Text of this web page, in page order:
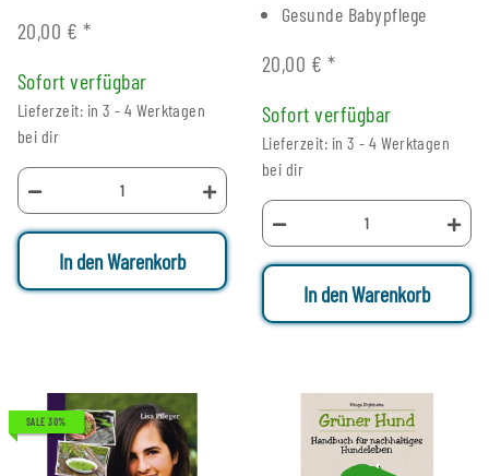
20,00 € *
Sofort verfügbar
Lieferzeit: in 3 - 4 Werktagen
bei dir
In den Warenkorb
Gesunde Babypflege
20,00 € *
Sofort verfügbar
Lieferzeit: in 3 - 4 Werktagen
bei dir
In den Warenkorb
SALE 30%